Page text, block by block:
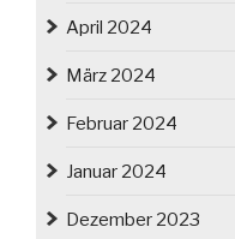
April 2024
März 2024
Februar 2024
Januar 2024
Dezember 2023